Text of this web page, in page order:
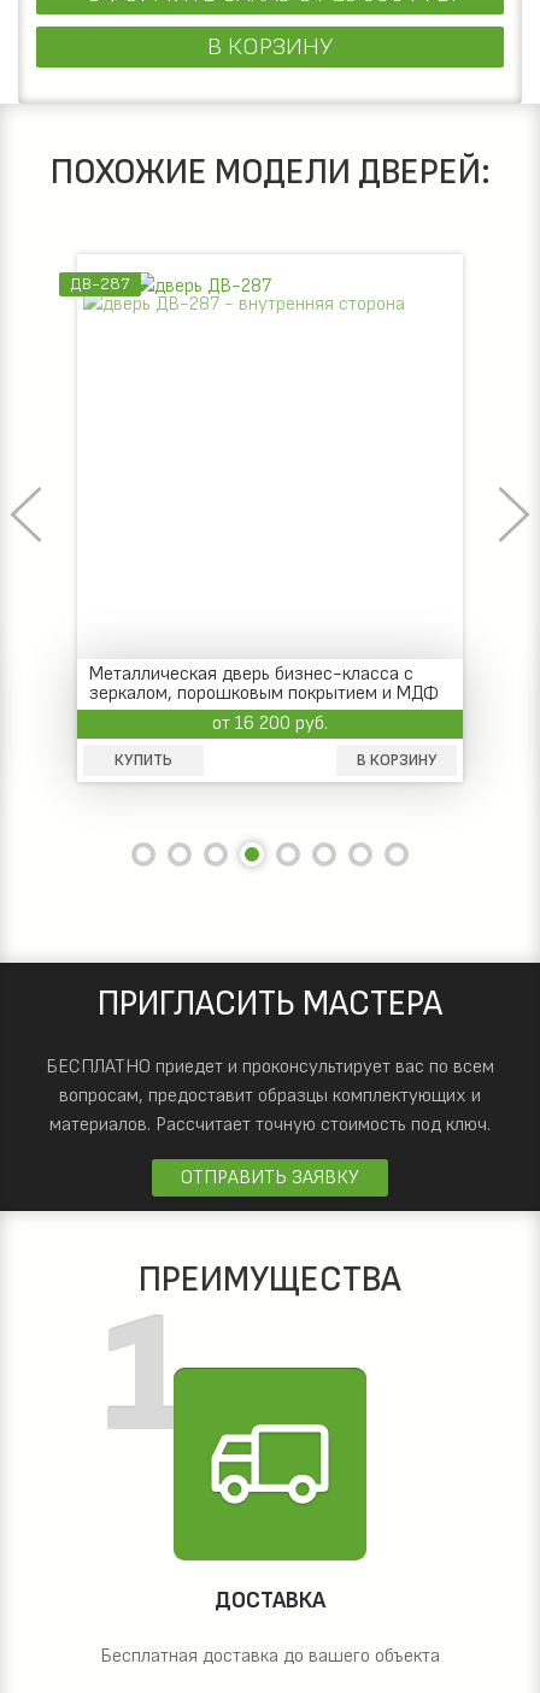
В КОРЗИНУ
ПОХОЖИЕ МОДЕЛИ ДВЕРЕЙ:
ДВ-287
Металлическая дверь бизнес-класса с
зеркалом, порошковым покрытием и МДФ
от 16 200 руб.
КУПИТЬ В КОРЗИНУ
ПРИГЛАСИТЬ МАСТЕРА
БЕСПЛАТНО приедет и проконсультирует вас по всем
вопросам, предоставит образцы комплектующих и
материалов. Рассчитает точную стоимость под ключ.
ОТПРАВИТЬ ЗАЯВКУ
ПРЕИМУЩЕСТВА
ДОСТАВКА
Бесплатная доставка до вашего объекта